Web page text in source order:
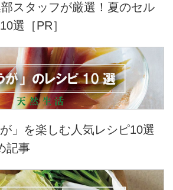
スタッフが厳選！夏のセル
選［PR］
」を楽しむ人気レシピ10選
記事